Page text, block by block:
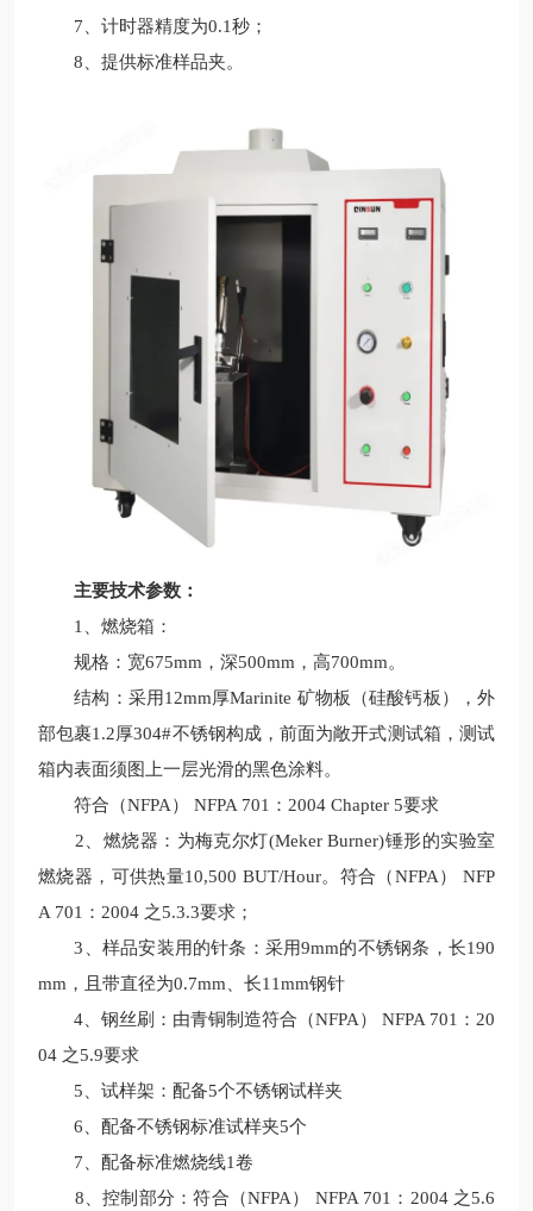
7、计时器精度为0.1秒；
8、提供标准样品夹。
主要技术参数：
1、燃烧箱：
规格：宽675mm，深500mm，高700mm。
结构：采用12mm厚Marinite 矿物板（硅酸钙板），外
部包裹1.2厚304#不锈钢构成，前面为敞开式测试箱，测试
箱内表面须图上一层光滑的黑色涂料。
符合（NFPA） NFPA 701：2004 Chapter 5要求
2、燃烧器：为梅克尔灯(Meker Burner)锤形的实验室
燃烧器，可供热量10,500 BUT/Hour。符合（NFPA） NFP
A 701：2004 之5.3.3要求；
3、样品安装用的针条：采用9mm的不锈钢条，长190
mm，且带直径为0.7mm、长11mm钢针
4、钢丝刷：由青铜制造符合（NFPA） NFPA 701：20
04 之5.9要求
5、试样架：配备5个不锈钢试样夹
6、配备不锈钢标准试样夹5个
7、配备标准燃烧线1卷
8、控制部分：符合（NFPA） NFPA 701：2004 之5.6